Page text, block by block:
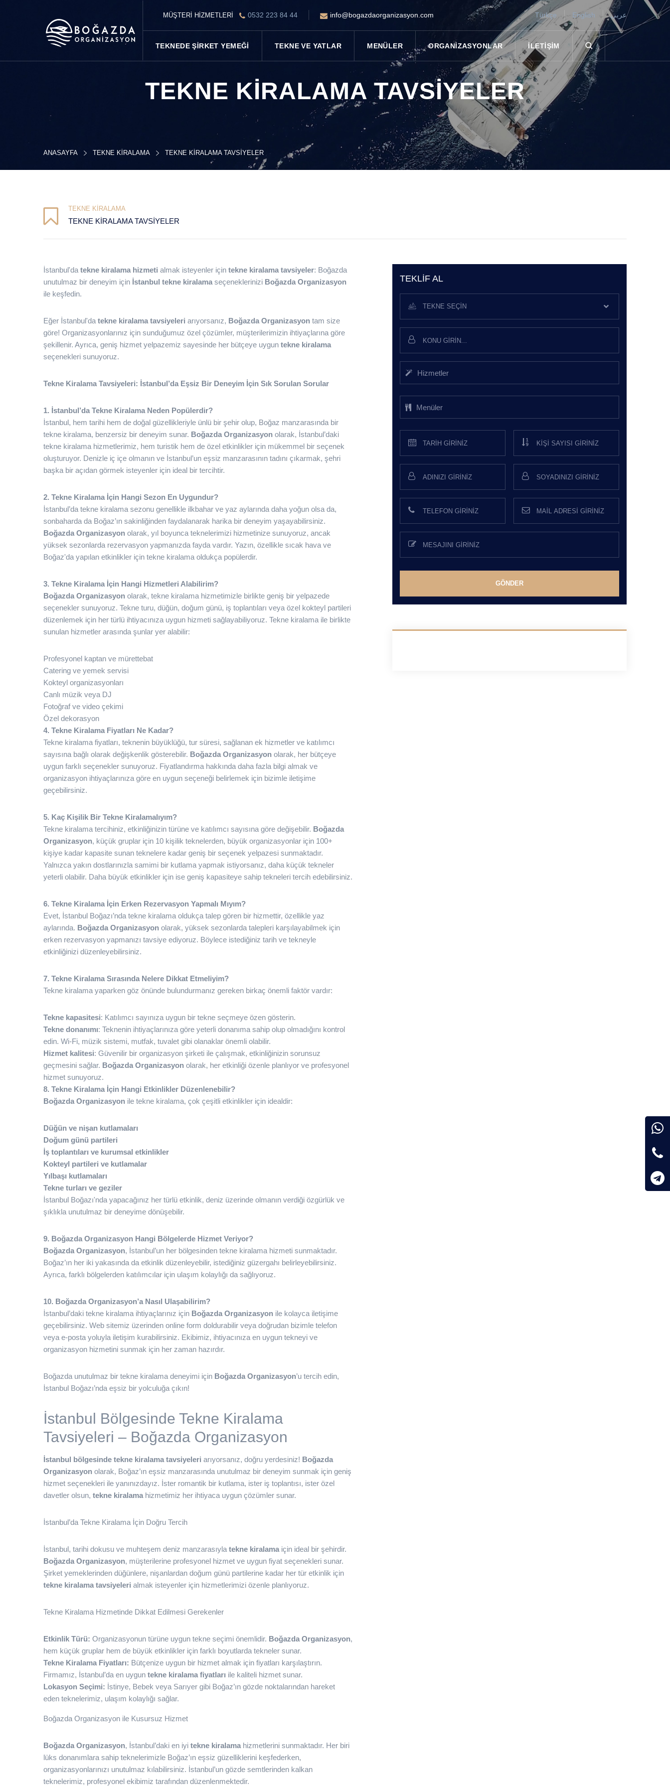
MÜŞTERİ HİZMETLERİ 0532 223 84 44 info@bogazdaorganizasyon.com Türkçe English عربى
TEKNEDE ŞIRKET YEMEĞI TEKNE VE YATLAR MENÜLER ORGANIZASYONLAR İLETIŞIM
TEKNE KIRALAMA TAVSIYELER
ANASAYFA TEKNE KIRALAMA TEKNE KIRALAMA TAVSIYELER
TEKNE KIRALAMA
TEKNE KIRALAMA TAVSIYELER
İstanbul'da tekne kiralama hizmeti almak isteyenler için tekne kiralama tavsiyeler: Boğazda
unutulmaz bir deneyim için İstanbul tekne kiralama seçeneklerinizi Boğazda Organizasyon
ile keşfedin.
Eğer İstanbul'da tekne kiralama tavsiyeleri arıyorsanız, Boğazda Organizasyon tam size
göre! Organizasyonlarınız için sunduğumuz özel çözümler, müşterilerimizin ihtiyaçlarına göre
şekillenir. Ayrıca, geniş hizmet yelpazemiz sayesinde her bütçeye uygun tekne kiralama
seçenekleri sunuyoruz.
Tekne Kiralama Tavsiyeleri: İstanbul’da Eşsiz Bir Deneyim İçin Sık Sorulan Sorular
1. İstanbul’da Tekne Kiralama Neden Popülerdir?
İstanbul, hem tarihi hem de doğal güzellikleriyle ünlü bir şehir olup, Boğaz manzarasında bir
tekne kiralama, benzersiz bir deneyim sunar. Boğazda Organizasyon olarak, İstanbul’daki
tekne kiralama hizmetlerimiz, hem turistik hem de özel etkinlikler için mükemmel bir seçenek
oluşturuyor. Denizle iç içe olmanın ve İstanbul’un eşsiz manzarasının tadını çıkarmak, şehri
başka bir açıdan görmek isteyenler için ideal bir tercihtir.
2. Tekne Kiralama İçin Hangi Sezon En Uygundur?
İstanbul’da tekne kiralama sezonu genellikle ilkbahar ve yaz aylarında daha yoğun olsa da,
sonbaharda da Boğaz’ın sakinliğinden faydalanarak harika bir deneyim yaşayabilirsiniz.
Boğazda Organizasyon olarak, yıl boyunca teknelerimizi hizmetinize sunuyoruz, ancak
yüksek sezonlarda rezervasyon yapmanızda fayda vardır. Yazın, özellikle sıcak hava ve
Boğaz'da yapılan etkinlikler için tekne kiralama oldukça popülerdir.
3. Tekne Kiralama İçin Hangi Hizmetleri Alabilirim?
Boğazda Organizasyon olarak, tekne kiralama hizmetimizle birlikte geniş bir yelpazede
seçenekler sunuyoruz. Tekne turu, düğün, doğum günü, iş toplantıları veya özel kokteyl partileri
düzenlemek için her türlü ihtiyacınıza uygun hizmeti sağlayabiliyoruz. Tekne kiralama ile birlikte
sunulan hizmetler arasında şunlar yer alabilir:
Profesyonel kaptan ve mürettebat
Catering ve yemek servisi
Kokteyl organizasyonları
Canlı müzik veya DJ
Fotoğraf ve video çekimi
Özel dekorasyon
4. Tekne Kiralama Fiyatları Ne Kadar?
Tekne kiralama fiyatları, teknenin büyüklüğü, tur süresi, sağlanan ek hizmetler ve katılımcı
sayısına bağlı olarak değişkenlik gösterebilir. Boğazda Organizasyon olarak, her bütçeye
uygun farklı seçenekler sunuyoruz. Fiyatlandırma hakkında daha fazla bilgi almak ve
organizasyon ihtiyaçlarınıza göre en uygun seçeneği belirlemek için bizimle iletişime
geçebilirsiniz.
5. Kaç Kişilik Bir Tekne Kiralamalıyım?
Tekne kiralama tercihiniz, etkinliğinizin türüne ve katılımcı sayısına göre değişebilir. Boğazda
Organizasyon, küçük gruplar için 10 kişilik teknelerden, büyük organizasyonlar için 100+
kişiye kadar kapasite sunan teknelere kadar geniş bir seçenek yelpazesi sunmaktadır.
Yalnızca yakın dostlarınızla samimi bir kutlama yapmak istiyorsanız, daha küçük tekneler
yeterli olabilir. Daha büyük etkinlikler için ise geniş kapasiteye sahip tekneleri tercih edebilirsiniz.
6. Tekne Kiralama İçin Erken Rezervasyon Yapmalı Mıyım?
Evet, İstanbul Boğazı’nda tekne kiralama oldukça talep gören bir hizmettir, özellikle yaz
aylarında. Boğazda Organizasyon olarak, yüksek sezonlarda talepleri karşılayabilmek için
erken rezervasyon yapmanızı tavsiye ediyoruz. Böylece istediğiniz tarih ve tekneyle
etkinliğinizi düzenleyebilirsiniz.
7. Tekne Kiralama Sırasında Nelere Dikkat Etmeliyim?
Tekne kiralama yaparken göz önünde bulundurmanız gereken birkaç önemli faktör vardır:
Tekne kapasitesi: Katılımcı sayınıza uygun bir tekne seçmeye özen gösterin.
Tekne donanımı: Teknenin ihtiyaçlarınıza göre yeterli donanıma sahip olup olmadığını kontrol
edin. Wi-Fi, müzik sistemi, mutfak, tuvalet gibi olanaklar önemli olabilir.
Hizmet kalitesi: Güvenilir bir organizasyon şirketi ile çalışmak, etkinliğinizin sorunsuz
geçmesini sağlar. Boğazda Organizasyon olarak, her etkinliği özenle planlıyor ve profesyonel
hizmet sunuyoruz.
8. Tekne Kiralama İçin Hangi Etkinlikler Düzenlenebilir?
Boğazda Organizasyon ile tekne kiralama, çok çeşitli etkinlikler için idealdir:
Düğün ve nişan kutlamaları
Doğum günü partileri
İş toplantıları ve kurumsal etkinlikler
Kokteyl partileri ve kutlamalar
Yılbaşı kutlamaları
Tekne turları ve geziler
İstanbul Boğazı'nda yapacağınız her türlü etkinlik, deniz üzerinde olmanın verdiği özgürlük ve
şıklıkla unutulmaz bir deneyime dönüşebilir.
9. Boğazda Organizasyon Hangi Bölgelerde Hizmet Veriyor?
Boğazda Organizasyon, İstanbul’un her bölgesinden tekne kiralama hizmeti sunmaktadır.
Boğaz’ın her iki yakasında da etkinlik düzenleyebilir, istediğiniz güzergahı belirleyebilirsiniz.
Ayrıca, farklı bölgelerden katılımcılar için ulaşım kolaylığı da sağlıyoruz.
10. Boğazda Organizasyon’a Nasıl Ulaşabilirim?
İstanbul’daki tekne kiralama ihtiyaçlarınız için Boğazda Organizasyon ile kolayca iletişime
geçebilirsiniz. Web sitemiz üzerinden online form doldurabilir veya doğrudan bizimle telefon
veya e-posta yoluyla iletişim kurabilirsiniz. Ekibimiz, ihtiyacınıza en uygun tekneyi ve
organizasyon hizmetini sunmak için her zaman hazırdır.
Boğazda unutulmaz bir tekne kiralama deneyimi için Boğazda Organizasyon’u tercih edin,
İstanbul Boğazı’nda eşsiz bir yolculuğa çıkın!
İstanbul Bölgesinde Tekne Kiralama
Tavsiyeleri – Boğazda Organizasyon
İstanbul bölgesinde tekne kiralama tavsiyeleri arıyorsanız, doğru yerdesiniz! Boğazda
Organizasyon olarak, Boğaz’ın eşsiz manzarasında unutulmaz bir deneyim sunmak için geniş
hizmet seçenekleri ile yanınızdayız. İster romantik bir kutlama, ister iş toplantısı, ister özel
davetler olsun, tekne kiralama hizmetimiz her ihtiyaca uygun çözümler sunar.
İstanbul’da Tekne Kiralama İçin Doğru Tercih
İstanbul, tarihi dokusu ve muhteşem deniz manzarasıyla tekne kiralama için ideal bir şehirdir.
Boğazda Organizasyon, müşterilerine profesyonel hizmet ve uygun fiyat seçenekleri sunar.
Şirket yemeklerinden düğünlere, nişanlardan doğum günü partilerine kadar her tür etkinlik için
tekne kiralama tavsiyeleri almak isteyenler için hizmetlerimizi özenle planlıyoruz.
Tekne Kiralama Hizmetinde Dikkat Edilmesi Gerekenler
Etkinlik Türü: Organizasyonun türüne uygun tekne seçimi önemlidir. Boğazda Organizasyon,
hem küçük gruplar hem de büyük etkinlikler için farklı boyutlarda tekneler sunar.
Tekne Kiralama Fiyatları: Bütçenize uygun bir hizmet almak için fiyatları karşılaştırın.
Firmamız, İstanbul’da en uygun tekne kiralama fiyatları ile kaliteli hizmet sunar.
Lokasyon Seçimi: İstinye, Bebek veya Sarıyer gibi Boğaz’ın gözde noktalarından hareket
eden teknelerimiz, ulaşım kolaylığı sağlar.
Boğazda Organizasyon ile Kusursuz Hizmet
Boğazda Organizasyon, İstanbul’daki en iyi tekne kiralama hizmetlerini sunmaktadır. Her biri
lüks donanımlara sahip teknelerimizle Boğaz’ın eşsiz güzelliklerini keşfederken,
organizasyonlarınızı unutulmaz kılabilirsiniz. İstanbul’un gözde semtlerinden kalkan
teknelerimiz, profesyonel ekibimiz tarafından düzenlenmektedir.
TEKLIF AL
TEKNE SEÇIN
Hizmetler
Menüler
GÖNDER